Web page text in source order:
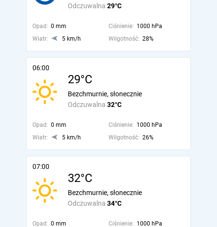
Odczuwalna 29°C
Opad: 0 mm Ciśnienie: 1000 hPa
Wiatr:
5 km/h Wilgotność: 28%
06:00
29°C
Odczuwalna 32°C
Bezchmurnie, słonecznie
Opad: 0 mm Ciśnienie: 1000 hPa
Wiatr:
5 km/h Wilgotność: 26%
07:00
32°C
Odczuwalna 34°C
Bezchmurnie, słonecznie
Opad: 0 mm Ciśnienie: 1000 hPa